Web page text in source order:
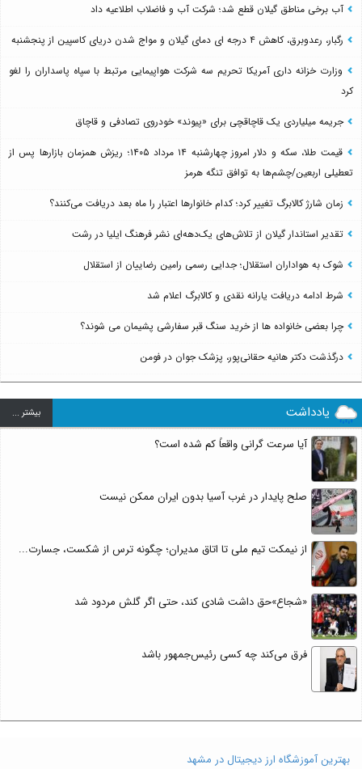
آب برخی مناطق گیلان قطع شد؛ شرکت آب و فاضلاب اطلاعیه داد
رگبار، رعدوبرق، کاهش ۴ درجه ای دمای گیلان و مواج شدن دریای کاسپین از پنجشنبه
وزارت خزانه داری آمریکا تحریم سه شرکت هواپیمایی مرتبط با سپاه پاسداران را لغو
کرد
جریمه میلیاردی یک قاچاقچی برای «پیوند» خودروی تصادفی و قاچاق
قیمت طلا، سکه و دلار امروز چهارشنبه ۱۴ مرداد ۱۴۰۵؛ ریزش همزمان بازارها پس از
تعطیلی اربعین/چشم‌ها به توافق تنگه هرمز
زمان شارژ کالابرگ تغییر کرد؛ کدام خانوارها اعتبار را ماه بعد دریافت می‌کنند؟
تقدیر استاندار گیلان از تلاش‌های یک‌دهه‌ای نشر فرهنگ ایلیا در رشت
شوک به هواداران استقلال؛ جدایی رسمی رامین رضاییان از استقلال
شرط ادامه دریافت یارانه نقدی و کالابرگ اعلام شد
چرا بعضی خانواده ها از خرید سنگ قبر سفارشی پشیمان می شوند؟
درگذشت دکتر هانیه حقانی‌پور، پزشک جوان در فومن
یادداشت بيشتر ...
آیا سرعت گرانی واقعاً کم شده است؟
صلح پایدار در غرب آسیا بدون ایران ممکن نیست
از نیمکت تیم ملی تا اتاق مدیران؛ چگونه ترس از شکست، جسارت...
«شجاع»حق داشت شادی کند، حتی اگر گلش مردود شد
فرق می‌کند چه کسی رئیس‌جمهور باشد
بهترین آموزشگاه ارز دیجیتال در مشهد